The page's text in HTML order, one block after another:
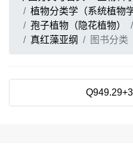
植物分类学（系统植物学
孢子植物（隐花植物）
真红藻亚纲
图书分类